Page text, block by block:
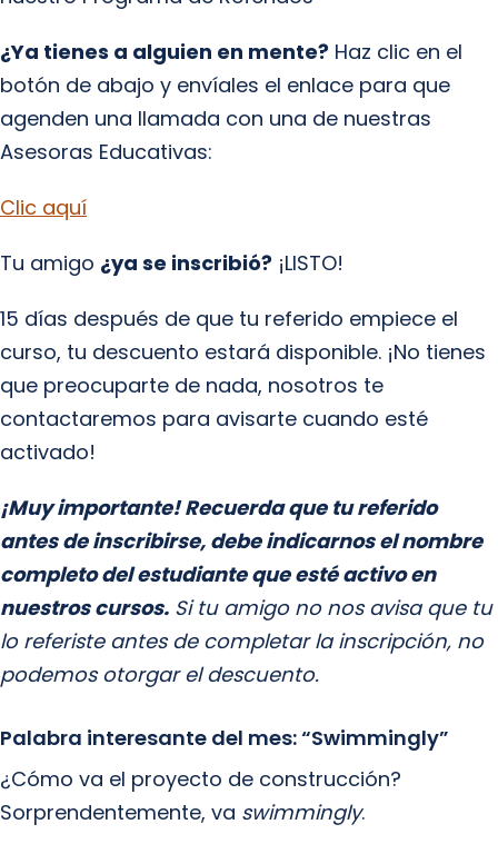
¿Ya tienes a alguien en mente? Haz clic en el
botón de abajo y envíales el enlace para que
agenden una llamada con una de nuestras
Asesoras Educativas:
Clic aquí
Tu amigo ¿ya se inscribió? ¡LISTO!
15 días después de que tu referido empiece el
curso, tu descuento estará disponible. ¡No tienes
que preocuparte de nada, nosotros te
contactaremos para avisarte cuando esté
activado!
¡Muy importante! Recuerda que tu referido
antes de inscribirse, debe indicarnos el nombre
completo del estudiante que esté activo en
nuestros cursos. Si tu amigo no nos avisa que tu
lo referiste antes de completar la inscripción, no
podemos otorgar el descuento.
Palabra interesante del mes: “Swimmingly”
¿Cómo va el proyecto de construcción?
Sorprendentemente, va swimmingly.